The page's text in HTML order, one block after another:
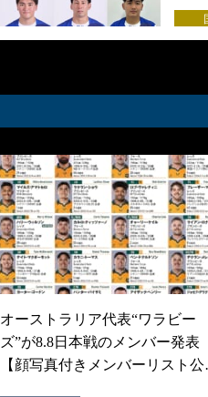
オーストラリア代表“ワラビー
ズ”が8.8日本戦のメンバー発表
【顔写真付きメンバーリスト